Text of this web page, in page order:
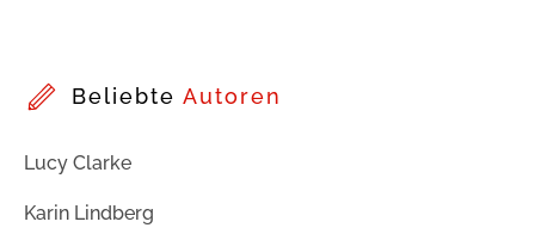
Beliebte Autoren
Lucy Clarke
Karin Lindberg